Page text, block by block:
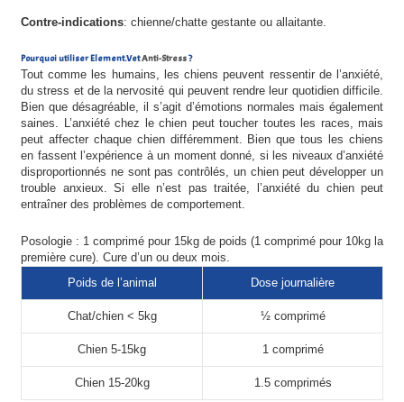
Contre-indications: chienne/chatte gestante ou allaitante.
Pourquoi utiliser Element.VetAnti-Stress?
Tout comme les humains, les chiens peuvent ressentir de l’anxiété,
du stress et de la nervosité qui peuvent rendre leur quotidien difficile.
Bien que désagréable, il s’agit d’émotions normales mais également
saines. L’anxiété chez le chien peut toucher toutes les races, mais
peut affecter chaque chien différemment. Bien que tous les chiens
en fassent l’expérience à un moment donné, si les niveaux d’anxiété
disproportionnés ne sont pas contrôlés, un chien peut développer un
trouble anxieux. Si elle n’est pas traitée, l’anxiété du chien peut
entraîner des problèmes de comportement.
Posologie : 1 comprimé pour 15kg de poids (1 comprimé pour 10kg la
première cure). Cure d’un ou deux mois.
Poids de l’animal
Dose journalière
Chat/chien < 5kg ½ comprimé
Chien 5-15kg 1 comprimé
Chien 15-20kg 1.5 comprimés